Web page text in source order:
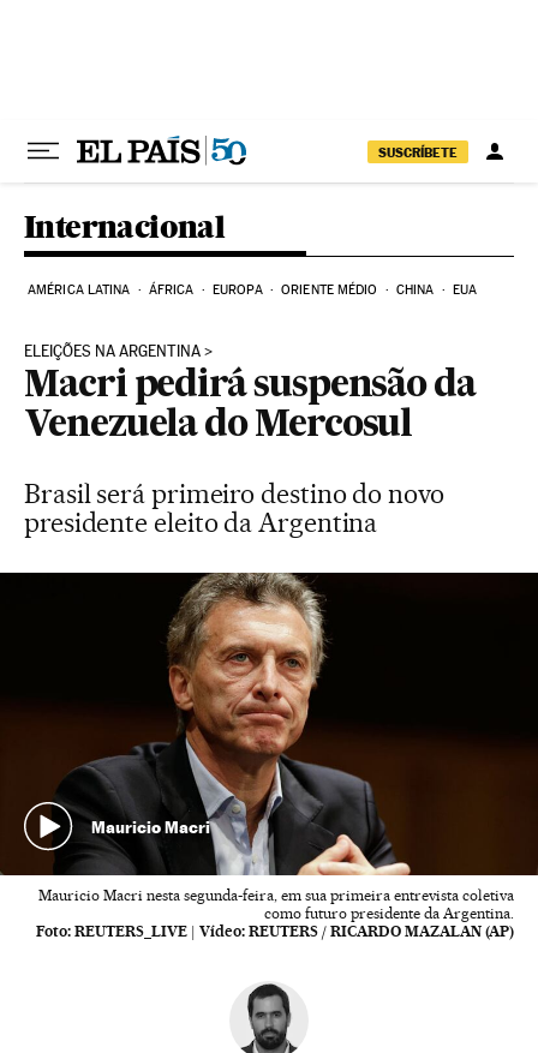
SUSCRÍBETE
Internacional
AMÉRICA LATINA ÁFRICA EUROPA ORIENTE MÉDIO CHINA EUA
ELEIÇÕES NA ARGENTINA
Macri pedirá suspensão da
Venezuela do Mercosul
Brasil será primeiro destino do novo
presidente eleito da Argentina
Mauricio Macri
Mauricio Macri nesta segunda-feira, em sua primeira entrevista coletiva
como futuro presidente da Argentina.
Foto: REUTERS_LIVE | Vídeo: REUTERS / RICARDO MAZALAN (AP)